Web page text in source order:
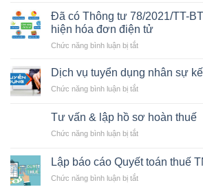
hành
miễn,
giảm
21.300
cho
nghiệp
Đã có Thông tư 78/2021/TT-
hiện hóa đơn điện tử
Chức năng bình luận bị tắtở
Thông
tư
BTC
dẫn
hiện
Dịch vụ tuyển dụng nhân sự
Chức năng bình luận bị tắtở
tuyển
dụng
sự
toán
Tư vấn & lập hồ sơ hoàn thuế
Chức năng bình luận bị tắtở
vấn
&
lập
Lập báo cáo Quyết toán thuế
Chức năng bình luận bị tắtở